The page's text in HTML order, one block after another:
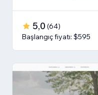
5,0 (64)
Başlangıç fiyatı: $595